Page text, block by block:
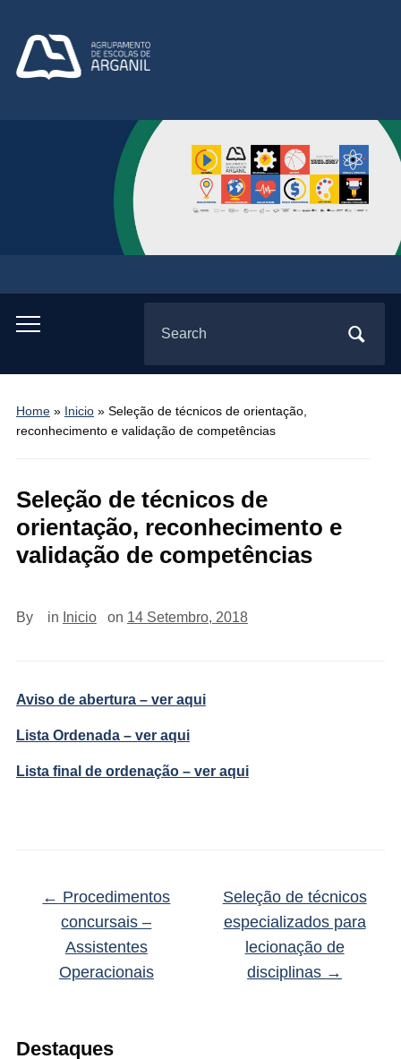
Toggle
menu
for:
Home» Inicio» Seleção de técnicos de orientação,
reconhecimento e validação de competências
Destaques
Seleção de técnicos de
orientação, reconhecimento e
validação de competências
By in Inicio on 14 Setembro, 2018
Aviso de abertura – ver aqui
Lista Ordenada – ver aqui
Lista final de ordenação – ver aqui
← Procedimentos
concursais –
Assistentes
Operacionais
Seleção de técnicos
especializados para
lecionação de
disciplinas →